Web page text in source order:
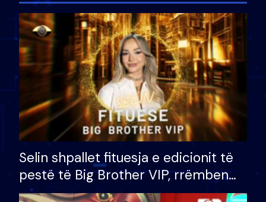
Selin shpallet fituesja e edicionit të
pestë të Big Brother VIP, rrëmben
çmimin e madh prej 100 mijë eurosh